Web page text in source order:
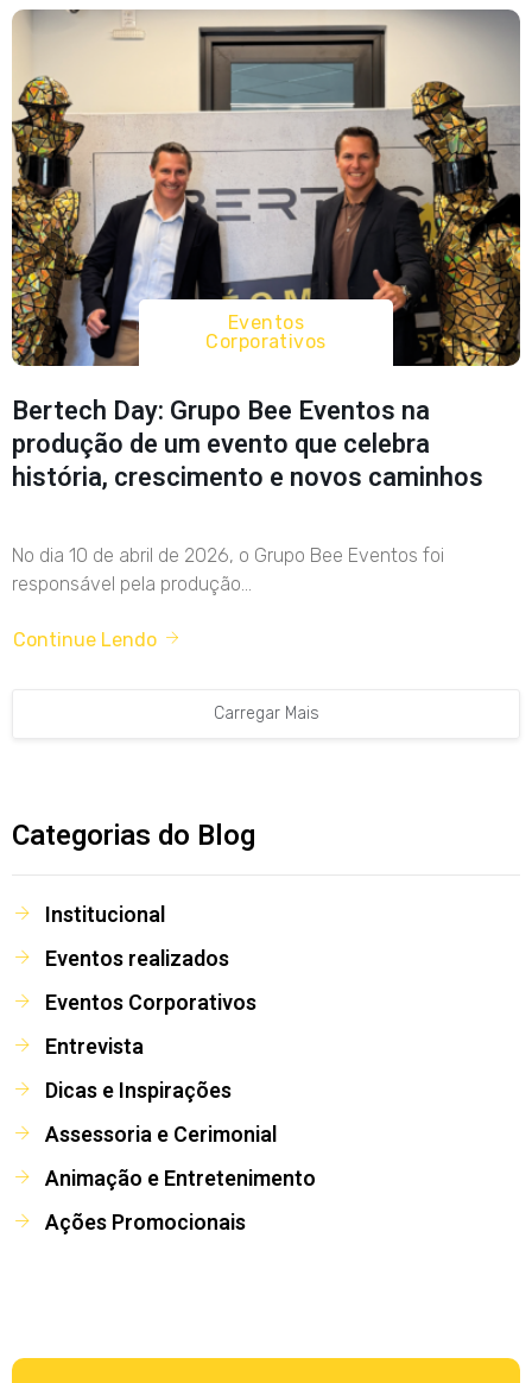
Eventos
Corporativos
Bertech Day: Grupo Bee Eventos na
produção de um evento que celebra
história, crescimento e novos caminhos
No dia 10 de abril de 2026, o Grupo Bee Eventos foi
responsável pela produção...
Continue Lendo
Carregar Mais
Categorias do Blog
Institucional
Eventos realizados
Eventos Corporativos
Entrevista
Dicas e Inspirações
Assessoria e Cerimonial
Animação e Entretenimento
Ações Promocionais